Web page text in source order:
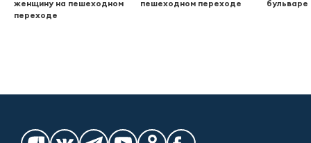
женщину на пешеходном
переходе
пешеходном переходе